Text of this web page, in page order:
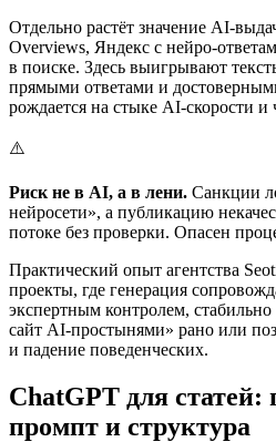
Отдельно растёт значение AI-
Overviews, Яндекс с нейро-
в поиске. Здесь выигрывают
прямыми ответами и
рождается на стыке AI-скорости и
⚠️
Риск не в AI, а в лени. Санкции
нейросети», а публикацию
потоке без проверки. Опасен
Практический опыт агентства
проекты, где генерация
экспертным контролем, стабильно
сайт AI-простынями» рано или
и падение поведенческих.
ChatGPT для
промпт и структура